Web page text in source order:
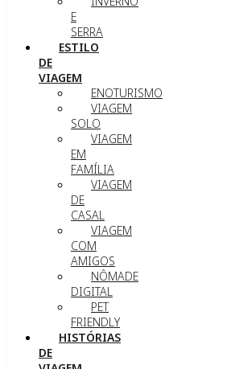
E
SERRA
ESTILO
DE
VIAGEM
ENOTURISMO
VIAGEM
SOLO
VIAGEM
EM
FAMÍLIA
VIAGEM
DE
CASAL
VIAGEM
COM
AMIGOS
NÔMADE
DIGITAL
PET
FRIENDLY
HISTÓRIAS
DE